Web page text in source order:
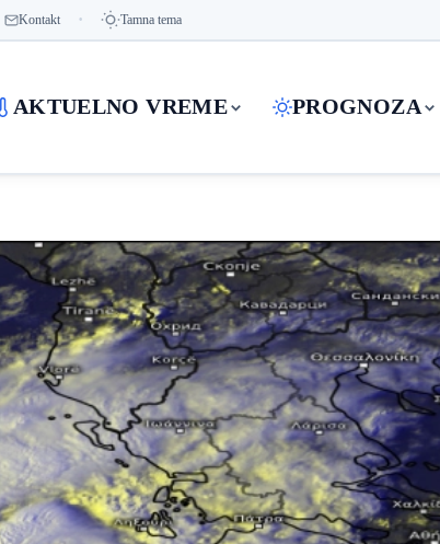
Kontakt Tamna tema
AKTUELNO VREME PROGNOZA